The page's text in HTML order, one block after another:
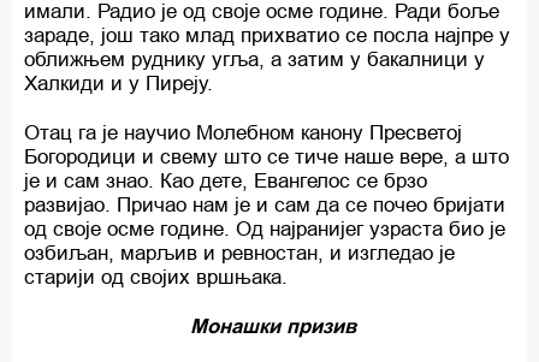
имали. Радио је од своје осме године. Ради боље
зараде, још тако млад прихватио се посла најпре у
оближњем руднику угља, а затим у бакалници у
Халкиди и у Пиреју.
Отац га је научио Молебном канону Пресветој
Богородици и свему што се тиче наше вере, а што
је и сам знао. Као дете, Евангелос се брзо
развијао. Причао нам је и сам да се почео бријати
од своје осме године. Од најранијег узраста био је
озбиљан, марљив и ревностан, и изгледао је
старији од својих вршњака.
Монашки призив